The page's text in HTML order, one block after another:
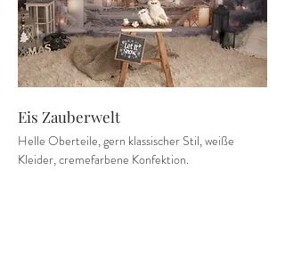
Eis Zauberwelt
Helle Oberteile, gern klassischer Stil, weiße
Kleider, cremefarbene Konfektion.